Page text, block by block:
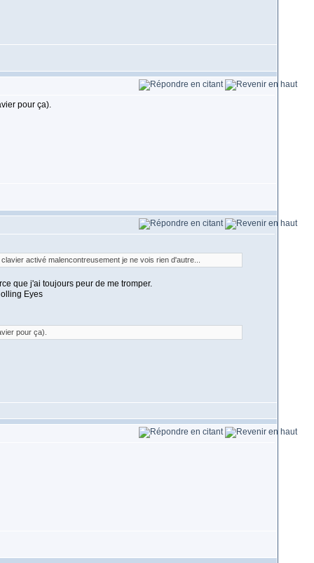
pour ça).
activé malencontreusement je ne vois rien d'autre...
que j'ai toujours peur de me tromper.
pour ça).